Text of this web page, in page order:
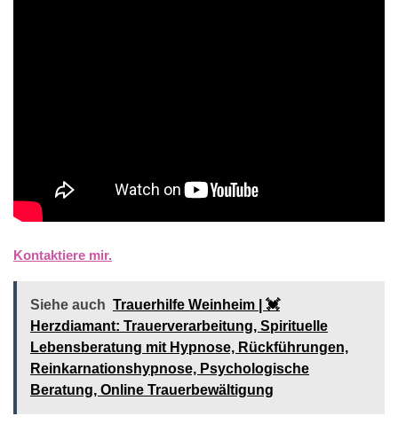
Kontaktiere mir.
Siehe auch Trauerhilfe Weinheim | 💓️️
Herzdiamant: Trauerverarbeitung, Spirituelle
Lebensberatung mit Hypnose, Rückführungen,
Reinkarnationshypnose, Psychologische
Beratung, Online Trauerbewältigung